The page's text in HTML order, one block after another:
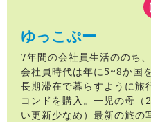
ゆっこぷー
7年間の会社員生活ののち
会社員時代は年に5~8か国
長期滞在で暮らすように旅
コンドを購入。一児の母
い更新少なめ）最新の旅